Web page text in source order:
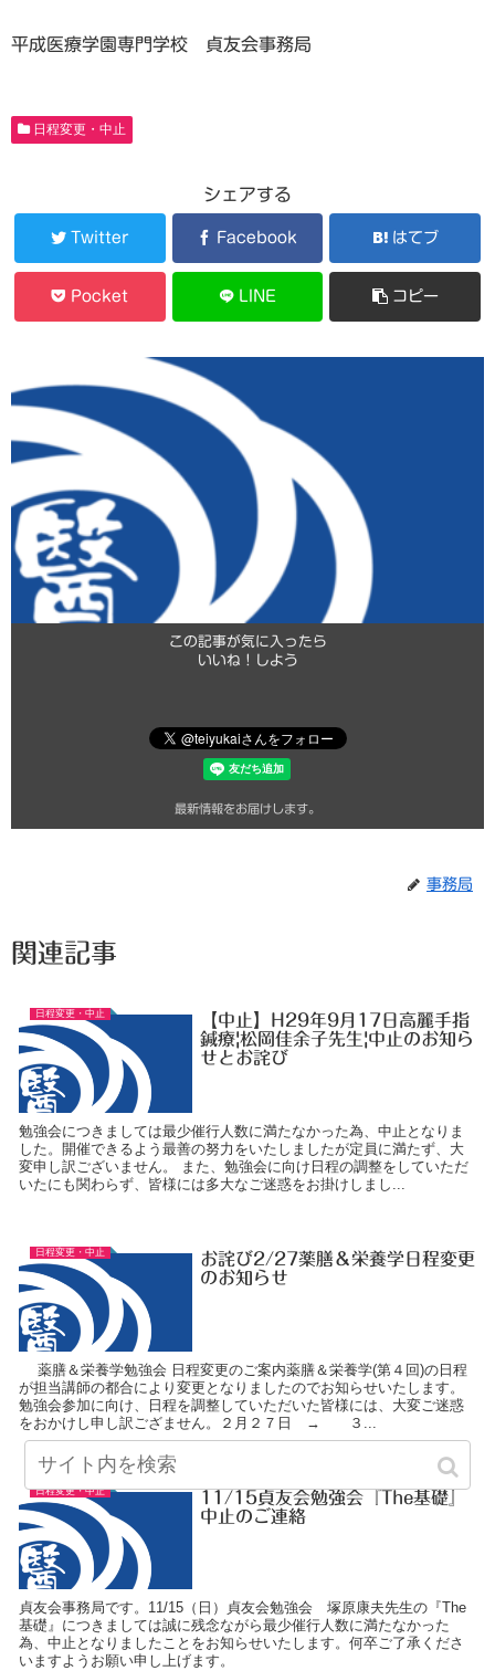
平成医療学園専門学校 貞友会事務局
日程変更・中止
シェアする
Twitter Facebook はてブ
Pocket LINE コピー
この記事が気に入ったら
いいね！しよう
最新情報をお届けします。
事務局
関連記事
日程変更・中止
【中止】H29年9月17日高麗手指
鍼療|松岡佳余子先生|中止のお知ら
せとお詫び
勉強会につきましては最少催行人数に満たなかった為、中止となりま
した。開催できるよう最善の努力をいたしましたが定員に満たず、大
変申し訳ございません。 また、勉強会に向け日程の調整をしていただ
いたにも関わらず、皆様には多大なご迷惑をお掛けしまし...
日程変更・中止
お詫び2/27薬膳＆栄養学日程変更
のお知らせ
薬膳＆栄養学勉強会 日程変更のご案内薬膳＆栄養学(第４回)の日程
が担当講師の都合により変更となりましたのでお知らせいたします。
勉強会参加に向け、日程を調整していただいた皆様には、大変ご迷惑
をおかけし申し訳ござません。２月２７日 → ３...
日程変更・中止
11/15貞友会勉強会『The基礎』
中止のご連絡
貞友会事務局です。11/15（日）貞友会勉強会 塚原康夫先生の『The
基礎』につきましては誠に残念ながら最少催行人数に満たなかった
為、中止となりましたことをお知らせいたします。何卒ご了承くださ
いますようお願い申し上げます。